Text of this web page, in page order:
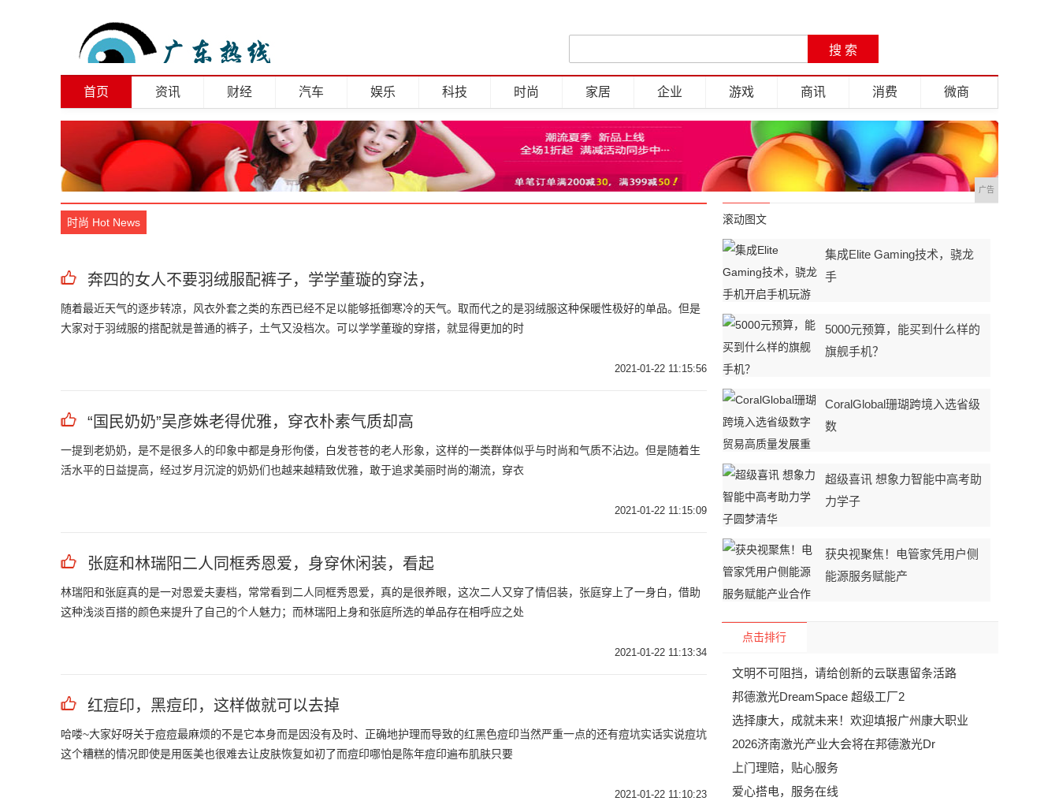
首页 资讯 财经 汽车 娱乐 科技 时尚 家居 企业 游戏 商讯 消费 微商
广告
时尚 Hot News
奔四的女人不要羽绒服配裤子，学学董璇的穿法，
随着最近天气的逐步转凉，风衣外套之类的东西已经不足以能够抵御寒冷的天气。取而代之的是羽绒服这种保暖性极好的单品。但是
大家对于羽绒服的搭配就是普通的裤子，土气又没档次。可以学学董璇的穿搭，就显得更加的时
2021-01-22 11:15:56
“国民奶奶”吴彦姝老得优雅，穿衣朴素气质却高
一提到老奶奶，是不是很多人的印象中都是身形佝偻，白发苍苍的老人形象，这样的一类群体似乎与时尚和气质不沾边。但是随着生
活水平的日益提高，经过岁月沉淀的奶奶们也越来越精致优雅，敢于追求美丽时尚的潮流，穿衣
2021-01-22 11:15:09
张庭和林瑞阳二人同框秀恩爱，身穿休闲装，看起
林瑞阳和张庭真的是一对恩爱夫妻档，常常看到二人同框秀恩爱，真的是很养眼，这次二人又穿了情侣装，张庭穿上了一身白，借助
这种浅淡百搭的颜色来提升了自己的个人魅力；而林瑞阳上身和张庭所选的单品存在相呼应之处
2021-01-22 11:13:34
红痘印，黑痘印，这样做就可以去掉
哈喽~大家好呀关于痘痘最麻烦的不是它本身而是因没有及时、正确地护理而导致的红黑色痘印当然严重一点的还有痘坑实话实说痘坑
这个糟糕的情况即使是用医美也很难去让皮肤恢复如初了而痘印哪怕是陈年痘印遍布肌肤只要
2021-01-22 11:10:23
滚动图文
集成Elite Gaming技术，骁龙
手
5000元预算，能买到什么样的
旗舰手机？
CoralGlobal珊瑚跨境入选省级
数
超级喜讯 想象力智能中高考助
力学子
获央视聚焦！电管家凭用户侧
能源服务赋能产
点击排行
文明不可阻挡，请给创新的云联惠留条活路
邦德激光DreamSpace 超级工厂2
选择康大，成就未来！欢迎填报广州康大职业
2026济南激光产业大会将在邦德激光Dr
上门理赔，贴心服务
爱心搭电，服务在线